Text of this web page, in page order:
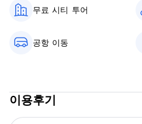
갓 끓인 차/커피와 신선한 현지 농
넷 검색, 가벼운 스낵 또는 차나 커
새로 오픈한 거리 카페에서 휴식을
란스러운 시장에서 세상이 지나가
무료 시티 투어
공항 이동
이용후기